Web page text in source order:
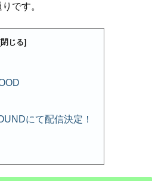
です。
にて配信決定！